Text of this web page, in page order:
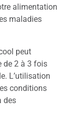
alimentation
maladies
peut
de 2 à 3 fois
L’utilisation
conditions
des